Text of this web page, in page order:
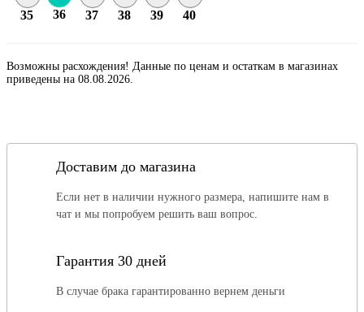
35 36 37 38 39 40
Возможны расхождения! Данные по ценам и остаткам в магазинах
приведены на 08.08.2026.
Доставим до магазина
Если нет в наличии нужного размера, напишите нам в
чат и мы попробуем решить ваш вопрос.
Гарантия 30 дней
В случае брака гарантированно вернем деньги